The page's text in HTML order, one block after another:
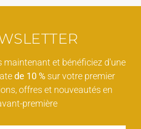
maintenant et bénéficiez d'une
de 10 %sur votre premier
offres et nouveautés en
première